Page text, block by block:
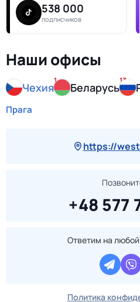
538 000
подписчиков
Наши офисы
Чехия
1
Беларусь
13
Прага
https://
+48 577
Ответим на
Политика